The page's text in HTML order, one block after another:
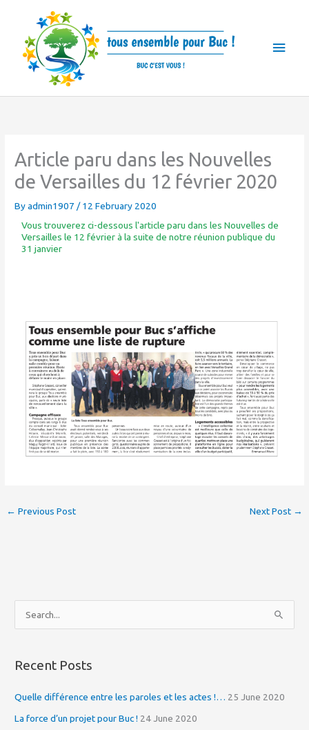
content
Article paru dans les Nouvelles
de Versailles du 12 février 2020
Byadmin1907 /12 February 2020
Vous trouverez ci-dessous l'article paru dans les Nouvelles de
Versailles le 12 février à la suite de notre réunion publique du
31 janvier
← Previous Post Next Post →
r
c
Recent Posts
Quelle différence entre les paroles et les actes !… 25 June 2020
La force d’un projet pour Buc ! 24 June 2020